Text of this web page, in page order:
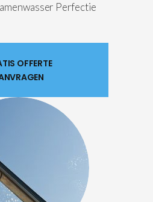
Perfectie
OFFERTE